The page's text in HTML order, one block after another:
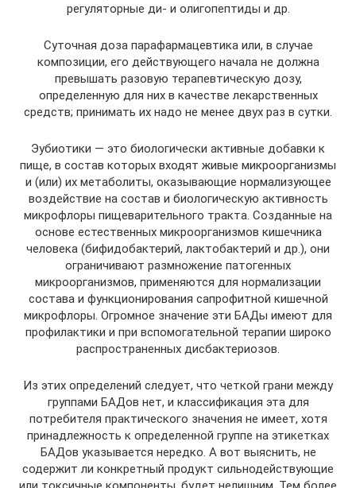
регуляторные ди- и олигопептиды и др.
Суточная доза парафармацевтика или, в случае
композиции, его действующего начала не должна
превышать разовую терапевтическую дозу,
определенную для них в качестве лекарственных
средств; принимать их надо не менее двух раз в сутки.
Эубиотики — это биологически активные добавки к
пище, в состав которых входят живые микроорганизмы
и (или) их метаболиты, оказывающие нормализующее
воздействие на состав и биологическую активность
микрофлоры пищеварительного тракта. Созданные на
основе естественных микроорганизмов кишечника
человека (бифидобактерий, лактобактерий и др.), они
ограничивают размножение патогенных
микроорганизмов, применяются для нормализации
состава и функционирования сапрофитной кишечной
микрофлоры. Огромное значение эти БАДы имеют для
профилактики и при вспомогательной терапии широко
распространенных дисбактериозов.
Из этих определений следует, что четкой грани между
группами БАДов нет, и классификация эта для
потребителя практического значения не имеет, хотя
принадлежность к определенной группе на этикетках
БАДов указывается нередко. А вот выяснить, не
содержит ли конкретный продукт сильнодействующие